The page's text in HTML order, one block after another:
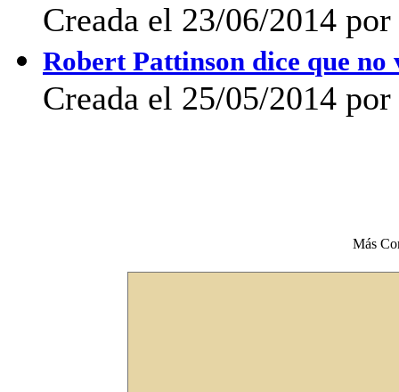
Creada el 23/06/2014
Robert Pattinson dice que
Creada el 25/05/2014
Más